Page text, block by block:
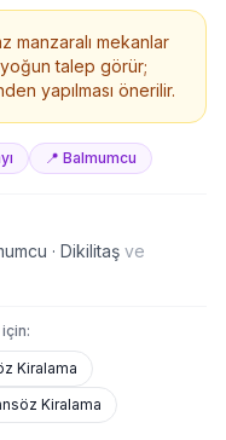
manzaralı mekanlar
talep görür;
yapılması önerilir.
📍 Balmumcu
· Dikilitaş ve
Kiralama
Kiralama